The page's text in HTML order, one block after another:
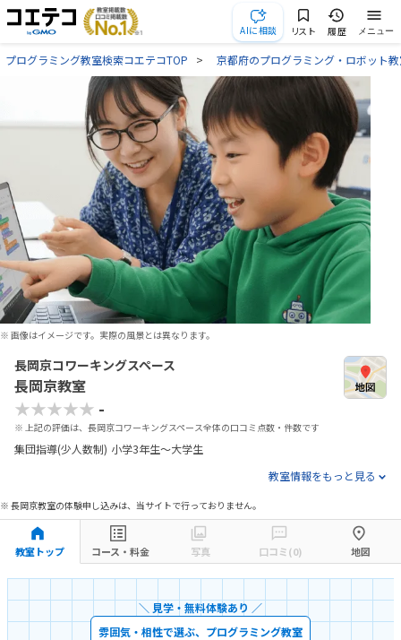
AIに相談 リスト 履歴 メニュー
プログラミング教室検索コエテコTOP 京都府のプログラミング・ロボット
※ 画像はイメージです。実際の風景とは異なります。
長岡京コワーキングスペース
長岡京教室
★★★★★ -
※ 上記の評価は、長岡京コワーキングスペース全体の口コミ点数・件数です
集団指導(少人数制) 小学3年生～大学生
教室情報をもっと見る
※ 長岡京教室の体験申し込みは、当サイトで行っておりません。
教室トップ コース・料金 写真 口コミ(0) 地図
＼ 見学・無料体験あり ／
雰囲気・相性で選ぶ、プログラミング教室